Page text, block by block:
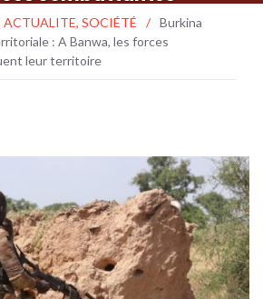
territoire
ACTUALITE, SOCIÉTÉ / Burkina
: A Banwa, les forces
leur territoire